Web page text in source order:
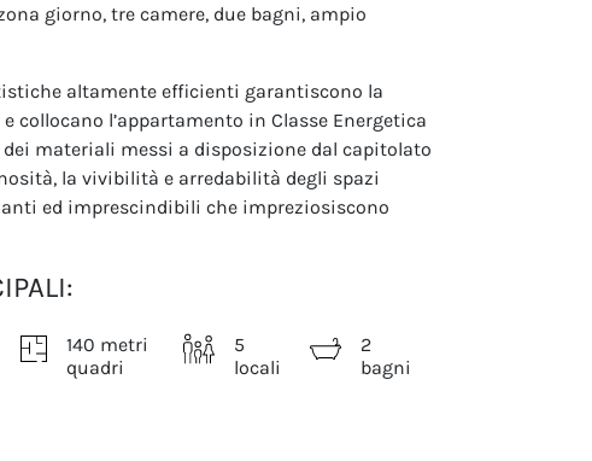
giorno, tre camere, due bagni, ampio
altamente efficienti garantiscono la
collocano l’appartamento in Classe Energetica
materiali messi a disposizione dal capitolato
la vivibilità e arredabilità degli spazi
ed imprescindibili che impreziosiscono
140 metri
quadri
5
locali
2
bagni